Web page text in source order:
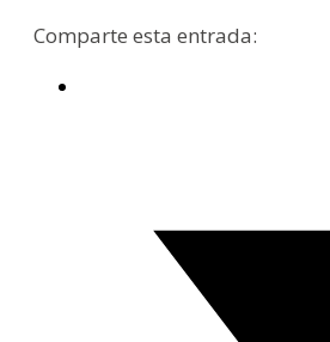
Comparte esta entrada: